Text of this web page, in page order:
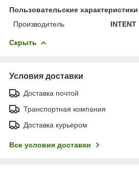
Пользовательские характеристики
Производитель
INTENT
Скрыть
Условия доставки
Доставка почтой
Транспортная компания
Доставка курьером
Все условия доставки